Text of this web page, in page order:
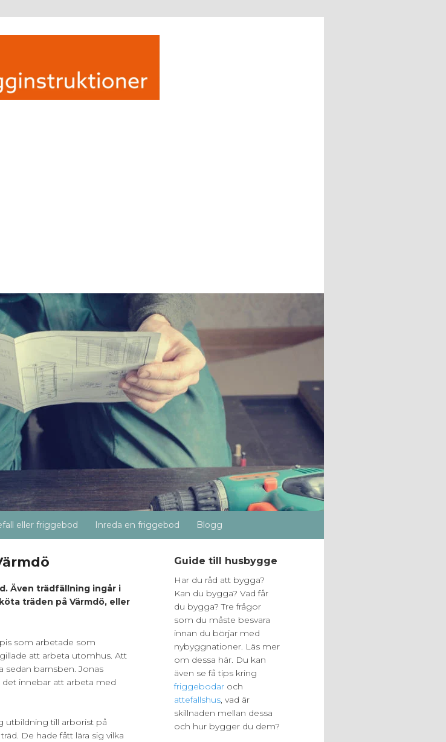
eller friggebod Inreda en friggebod Blogg
Även trädfällning ingår i
träden på Värmdö, eller
som arbetade som
att arbeta utomhus. Att
sedan barnsben. Jonas
innebar att arbeta med
utbildning till arborist på
De hade fått lära sig vilka
Guide till husbygge
Har du råd att bygga?
Kan du bygga? Vad får
du bygga? Tre frågor
som du måste besvara
innan du börjar med
nybyggnationer. Läs mer
om dessa här. Du kan
även se få tips kring
friggebodar och
attefallshus, vad är
skillnaden mellan dessa
och hur bygger du dem?